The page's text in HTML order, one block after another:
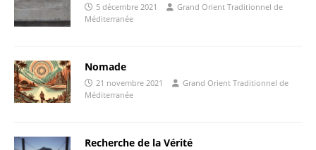
5 décembre 2021
Grand Orient Traditionnel de
Méditerranée
Nomade
21 novembre 2021
Grand Orient Traditionnel de
Méditerranée
Recherche de la Vérité